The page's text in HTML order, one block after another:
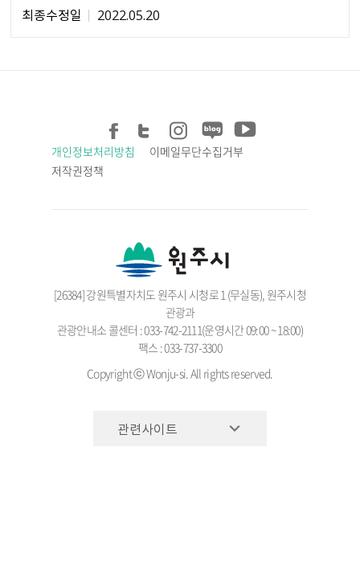
최종수정일 2022.05.20
개인정보처리방침
이메일무단수집거부
저작권정책
[26384] 강원특별자치도 원주시 시청로 1 (무실동), 원주시청
관광과
관광안내소 콜센터 : 033-742-2111(운영시간 09:00 ~ 18:00)
팩스 : 033-737-3300
Copyright ⓒ Wonju-si. All rights reserved.
관련사이트